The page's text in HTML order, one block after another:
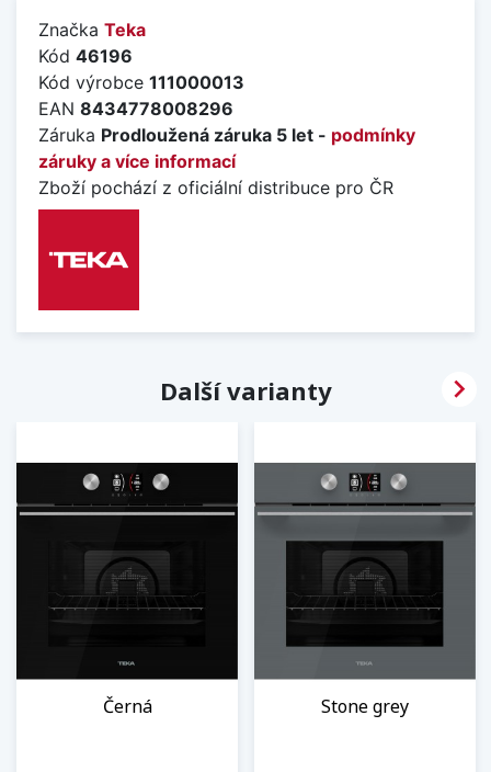
Značka Teka
Kód 46196
Kód výrobce 111000013
EAN 8434778008296
Záruka Prodloužená záruka 5 let - podmínky
záruky a více informací
Zboží pochází z oficiální distribuce pro ČR
Další varianty
Černá Stone grey
